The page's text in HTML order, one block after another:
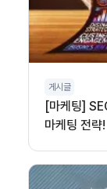
게시글
[마케팅]
마케팅 전략!